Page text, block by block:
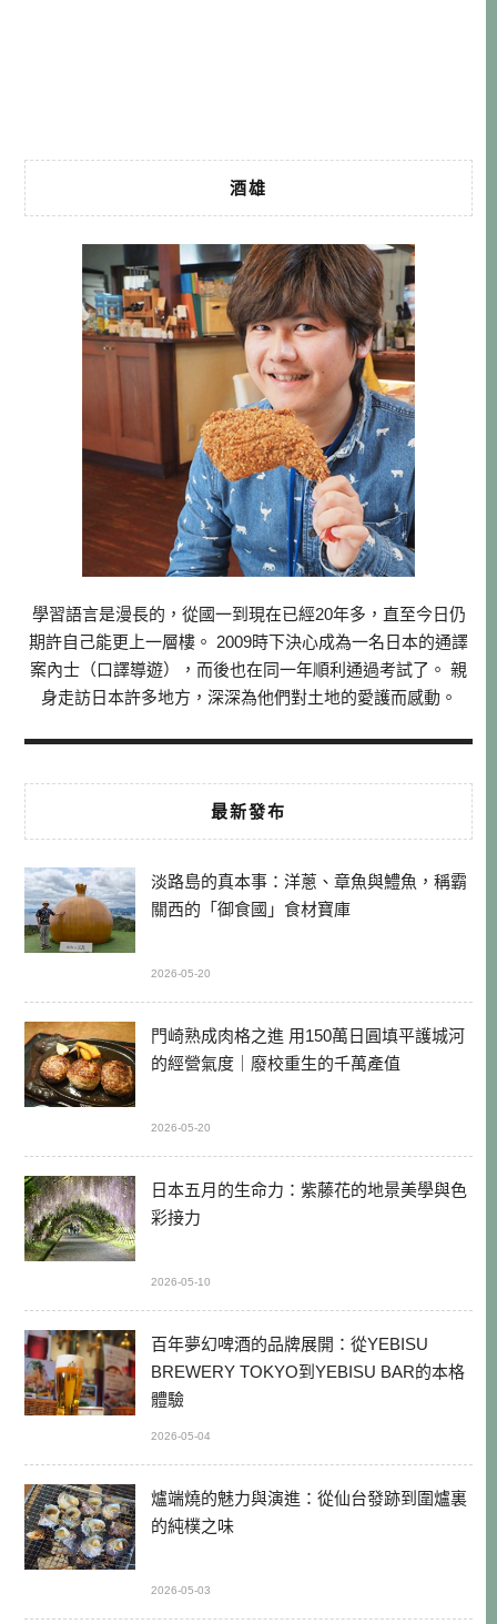
酒雄
學習語言是漫長的，從國一到現在已經20年多，直至今日仍
期許自己能更上一層樓。 2009時下決心成為一名日本的通譯
案內士（口譯導遊），而後也在同一年順利通過考試了。 親
身走訪日本許多地方，深深為他們對土地的愛護而感動。
最新發布
淡路島的真本事：洋蔥、章魚與鱧魚，稱霸
關西的「御食國」食材寶庫
2026-05-20
門崎熟成肉格之進 用150萬日圓填平護城河
的經營氣度｜廢校重生的千萬產值
2026-05-20
日本五月的生命力：紫藤花的地景美學與色
彩接力
2026-05-10
百年夢幻啤酒的品牌展開：從YEBISU
BREWERY TOKYO到YEBISU BAR的本格
體驗
2026-05-04
爐端燒的魅力與演進：從仙台發跡到圍爐裏
的純樸之味
2026-05-03